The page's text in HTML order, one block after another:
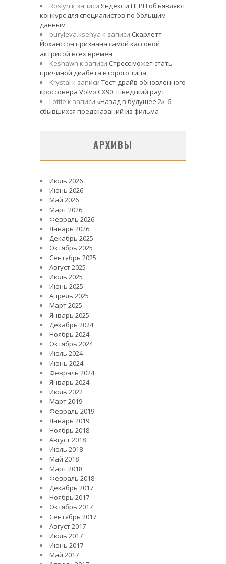
Roslyn к записи Яндекс и ЦЕРН объявляют
конкурс для специалистов по большим
данным
buryleva.ksenya к записи Скарлетт
Йоханссон признана самой кассовой
актрисой всех времен
Keshawn к записи Стресс может стать
причиной диабета второго типа
Krystal к записи Тест-драйв обновленного
кроссовера Volvo CX90: шведский раут
Lottie к записи «Назад в будущее 2»: 6
сбывшихся предсказаний из фильма
АРХИВЫ
Июль 2026
Июнь 2026
Май 2026
Март 2026
Февраль 2026
Январь 2026
Декабрь 2025
Октябрь 2025
Сентябрь 2025
Август 2025
Июль 2025
Июнь 2025
Апрель 2025
Март 2025
Январь 2025
Декабрь 2024
Ноябрь 2024
Октябрь 2024
Июль 2024
Июнь 2024
Февраль 2024
Январь 2024
Июль 2022
Март 2019
Февраль 2019
Январь 2019
Ноябрь 2018
Август 2018
Июль 2018
Май 2018
Март 2018
Февраль 2018
Декабрь 2017
Ноябрь 2017
Октябрь 2017
Сентябрь 2017
Август 2017
Июль 2017
Июнь 2017
Май 2017